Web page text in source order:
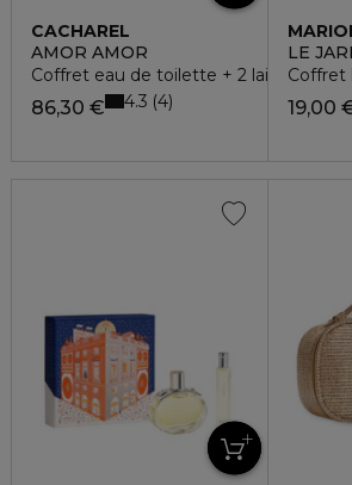
CACHAREL
AMOR AMOR
Coffret eau de toilette + 2 laits pour le
86,30 € 4.3 4
LE
Coffret
19,00